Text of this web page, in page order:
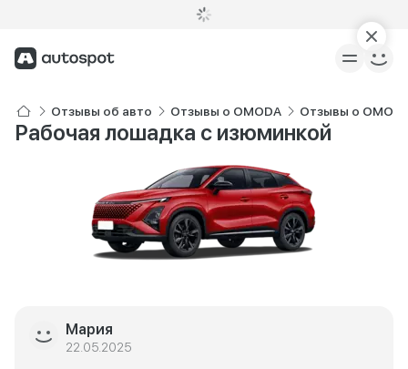
Отзывы об авто Отзывы о OMODA Отзывы о
Рабочая лошадка с изюминкой
Мария
22.05.2025